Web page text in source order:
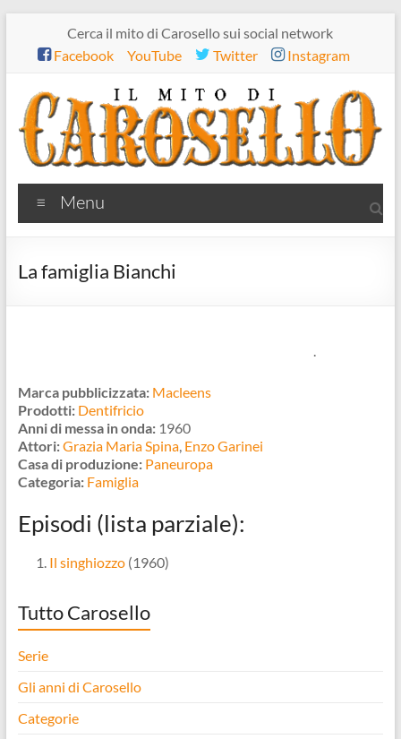
contenuto
Cerca il mito di Carosello sui social network
Facebook
YouTube Twitter Instagram
Il
mito
di
Carosello
Menu
La famiglia Bianchi
.
Marca pubblicizzata: Macleens
Prodotti: Dentifricio
Anni di messa in onda:1960
Attori:Grazia Maria Spina, Enzo Garinei
Casa di produzione: Paneuropa
Categoria: Famiglia
Episodi (lista parziale):
Il singhiozzo(1960)
Tutto Carosello
Serie
Gli anni di Carosello
Categorie